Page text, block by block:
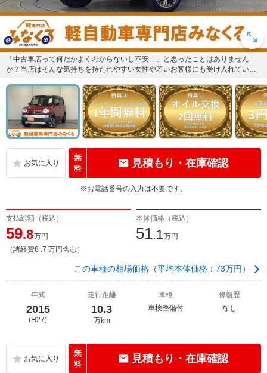
「中古車店って何だかよくわからないし不安…」と思ったことはありません
か？当店はそんな気持ちを持たれやすい女性や若いお客様にも受け入れていた
無
料
見積もり・在庫確認
※お電話番号の入力は不要です。
支払総額（税込）
59.8万円
（諸経費8 .7 万円含む）
本体価格（税込）
51.1万円
この車種の相場価格（平均本体価格：73万円）
年式
2015
(H27)
走行距離
10.3
万km
車検
車検整備付
修復歴
なし
無
料
見積もり・在庫確認